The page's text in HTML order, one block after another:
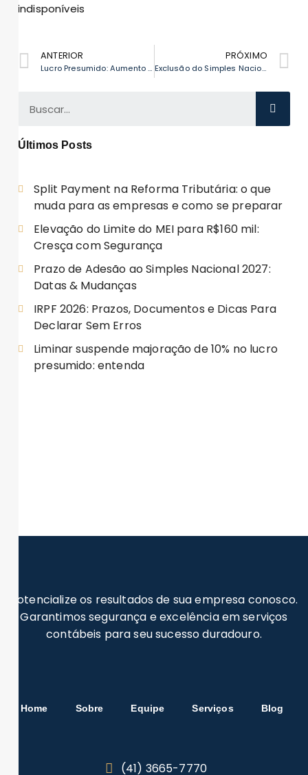
indisponíveis
ANTERIOR
Lucro Presumido: Aumento de 10% e impactos para serviços
PRÓXIMO
Exclusão do Simples Nacional: quase 700 empresas do ES em risco
Últimos Posts
Split Payment na Reforma Tributária: o que
muda para as empresas e como se preparar
Elevação do Limite do MEI para R$160 mil:
Cresça com Segurança
Prazo de Adesão ao Simples Nacional 2027:
Datas & Mudanças
IRPF 2026: Prazos, Documentos e Dicas Para
Declarar Sem Erros
Liminar suspende majoração de 10% no lucro
presumido: entenda
Potencialize os resultados de sua empresa conosco.
Garantimos segurança e excelência em serviços
contábeis para seu sucesso duradouro.
Home Sobre Equipe Serviços Blog
(41) 3665-7770